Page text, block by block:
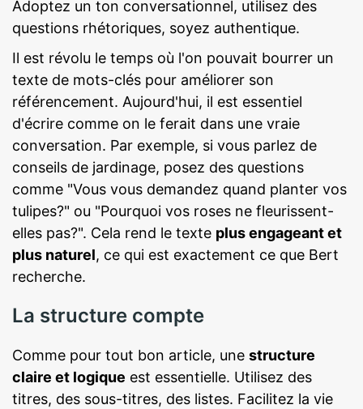
Adoptez un ton conversationnel, utilisez des
questions rhétoriques, soyez authentique.
Il est révolu le temps où l'on pouvait bourrer un
texte de mots-clés pour améliorer son
référencement. Aujourd'hui, il est essentiel
d'écrire comme on le ferait dans une vraie
conversation. Par exemple, si vous parlez de
conseils de jardinage, posez des questions
comme "Vous vous demandez quand planter vos
tulipes?" ou "Pourquoi vos roses ne fleurissent-
elles pas?". Cela rend le texte plus engageant et
plus naturel, ce qui est exactement ce que Bert
recherche.
La structure compte
Comme pour tout bon article, une structure
claire et logique est essentielle. Utilisez des
titres, des sous-titres, des listes. Facilitez la vie